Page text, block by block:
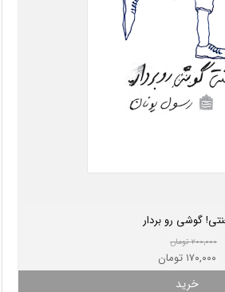
گوشی رو بردار
۲۰۰,۰۰۰ تومان
۱۷۰,۰۰۰ تومان
خرید